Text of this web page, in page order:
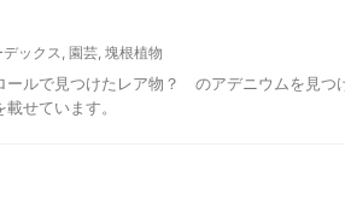
デックス 園芸 塊根植物
ルで見つけたレア物？ のアデニウムを見つ
せています。